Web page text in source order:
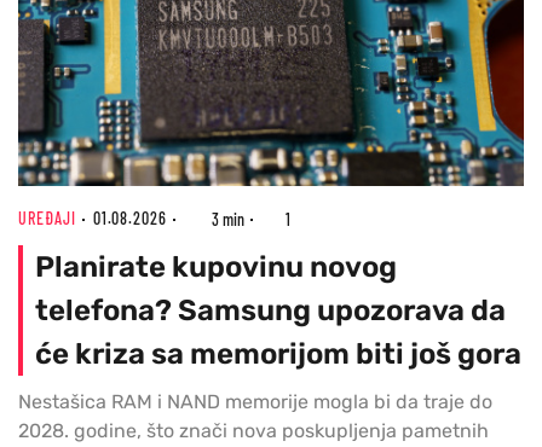
UREĐAJI 01.08.2026 3 min 1
Planirate kupovinu novog
telefona? Samsung upozorava da
će kriza sa memorijom biti još gora
Nestašica RAM i NAND memorije mogla bi da traje do
2028. godine, što znači nova poskupljenja pametnih